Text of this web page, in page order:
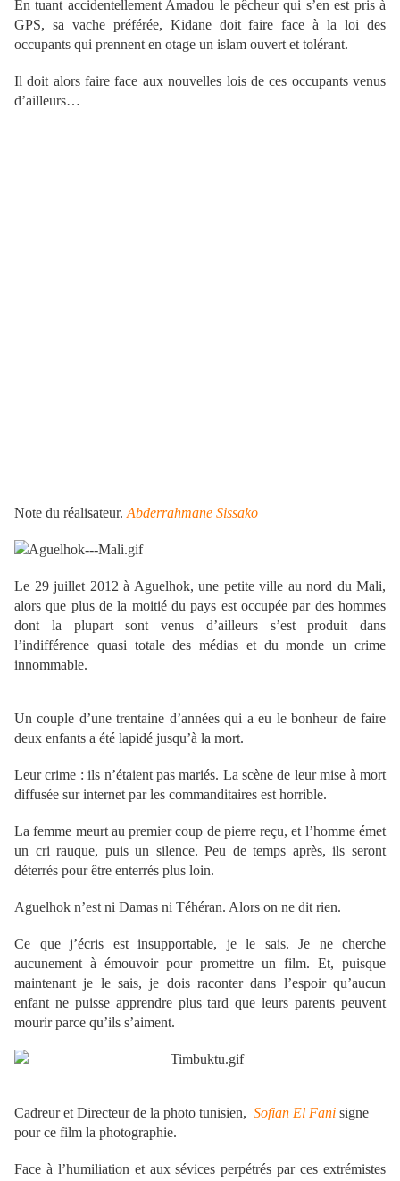
En tuant accidentellement Amadou le pêcheur qui s’en est pris à
GPS, sa vache préférée, Kidane doit faire face à la loi des
occupants qui prennent en otage un islam ouvert et tolérant.
Il doit alors faire face aux nouvelles lois de ces occupants venus
d’ailleurs…
Note du réalisateur. Abderrahmane Sissako
Le 29 juillet 2012 à Aguelhok, une petite ville au nord du Mali,
alors que plus de la moitié du pays est occupée par des hommes
dont la plupart sont venus d’ailleurs s’est produit dans
l’indifférence quasi totale des médias et du monde un crime
innommable.
Un couple d’une trentaine d’années qui a eu le bonheur de faire
deux enfants a été lapidé jusqu’à la mort.
Leur crime : ils n’étaient pas mariés. La scène de leur mise à mort
diffusée sur internet par les commanditaires est horrible.
La femme meurt au premier coup de pierre reçu, et l’homme émet
un cri rauque, puis un silence. Peu de temps après, ils seront
déterrés pour être enterrés plus loin.
Aguelhok n’est ni Damas ni Téhéran. Alors on ne dit rien.
Ce que j’écris est insupportable, je le sais. Je ne cherche
aucunement à émouvoir pour promettre un film. Et, puisque
maintenant je le sais, je dois raconter dans l’espoir qu’aucun
enfant ne puisse apprendre plus tard que leurs parents peuvent
mourir parce qu’ils s’aiment.
Cadreur et Directeur de la photo tunisien, Sofian El Fani signe
pour ce film la photographie.
Face à l’humiliation et aux sévices perpétrés par ces extrémistes